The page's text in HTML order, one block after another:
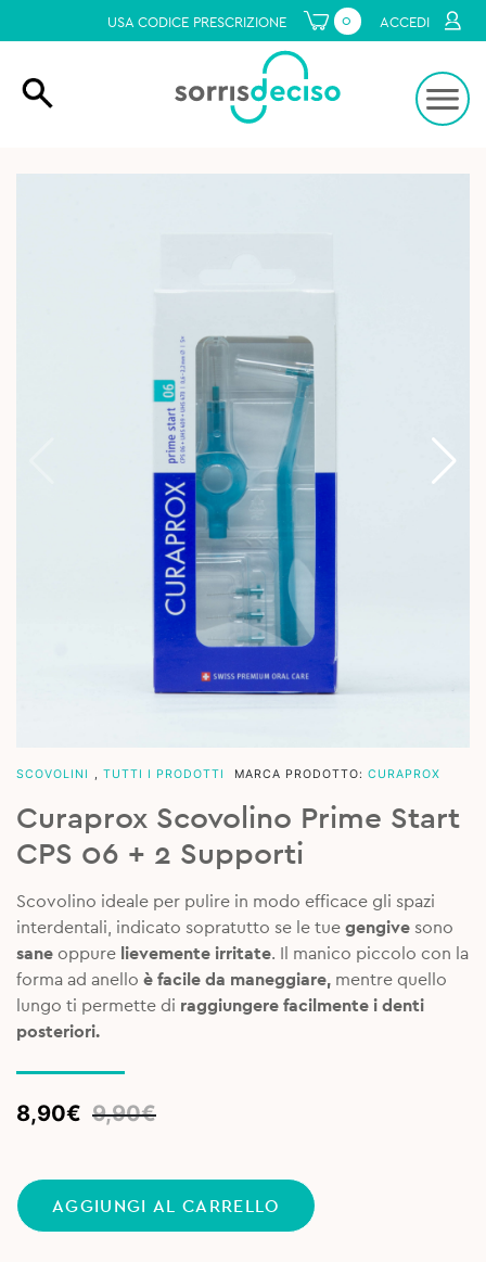
USA CODICE PRESCRIZIONE 0 ACCEDI
SCOVOLINI TUTTI I PRODOTTI MARCA PRODOTTO: CURAPROX
Curaprox Scovolino Prime Start
CPS 06 + 2 Supporti
Scovolino ideale per pulire in modo efficace gli spazi
interdentali, indicato sopratutto se le tue gengive sono
sane oppure lievemente irritate. Il manico piccolo con la
forma ad anello è facile da maneggiare, mentre quello
lungo ti permette di raggiungere facilmente i denti
posteriori.
9,90€
Original
9,90€.
8,90€
Current
8,90€.
AGGIUNGI AL CARRELLO